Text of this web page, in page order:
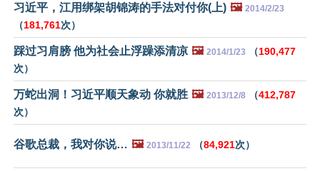
习近平，江用绑架胡锦涛的手法对付你(上) 🖼️ 2014/2/23
（181,761次）
踩过习肩膀 他为社会止浮躁添清凉 🖼️ 2014/1/23 （190,477
次）
万蛇出洞！习近平顺天象动 你就胜 🖼️ 2013/12/8 （412,787
次）
谷歌总裁，我对你说… 🖼️ 2013/11/22 （84,921次）